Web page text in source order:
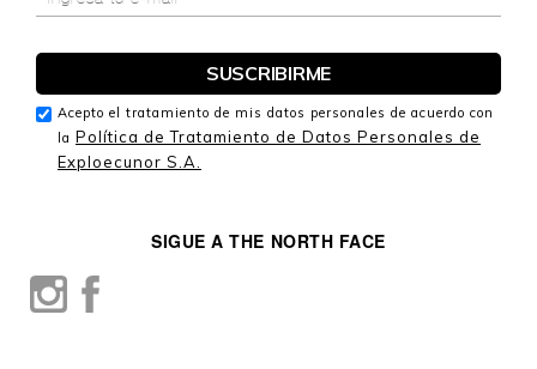
SIGUE A THE NORTH FACE
Acepto el tratamiento de mis datos personales de acuerdo con
la Política de Tratamiento de Datos Personales de
Exploecunor S.A.